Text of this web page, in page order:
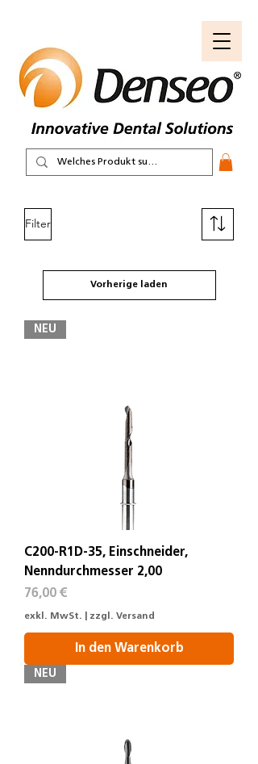
Filter
Vorherige laden
NEU
C200-R1D-35, Einschneider,
Nenndurchmesser 2,00
Preis
76,00 €
exkl. MwSt. zzgl. Versand
In den Warenkorb
NEU